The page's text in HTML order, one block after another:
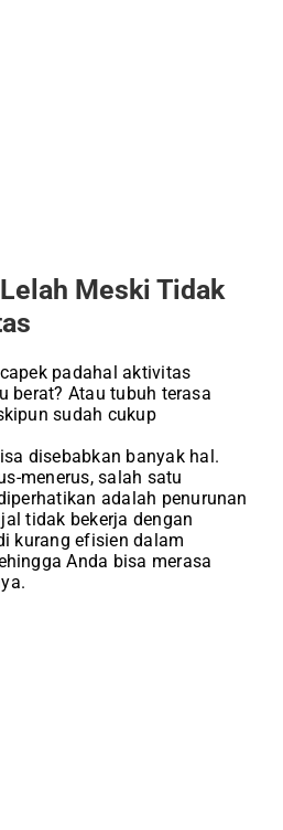
Meski Tidak
padahal aktivitas
berat? Atau tubuh terasa
sudah cukup
disebabkan banyak hal.
menerus, salah satu
adalah penurunan
tidak bekerja dengan
kurang efisien dalam
Anda bisa merasa